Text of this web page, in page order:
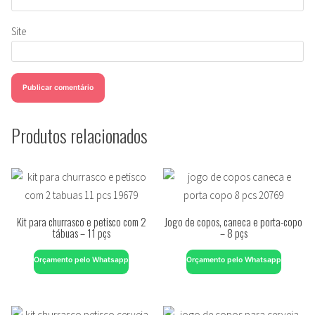
Site
Produtos relacionados
Kit para churrasco e petisco com 2
tábuas – 11 pçs
Orçamento pelo Whatsapp
Jogo de copos, caneca e porta-copo
– 8 pçs
Orçamento pelo Whatsapp